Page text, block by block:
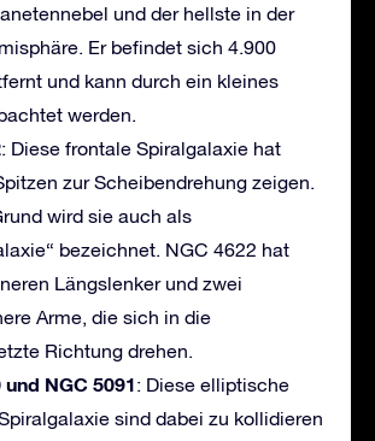
und der hellste in der
Er befindet sich 4.900
und kann durch ein kleines
werden.
: Diese frontale Spiralgalaxie hat
zur Scheibendrehung zeigen.
wird sie auch als
bezeichnet. NGC 4622 hat
Längslenker und zwei
Arme, die sich in die
Richtung drehen.
und NGC 5091: Diese elliptische
sind dabei zu kollidieren